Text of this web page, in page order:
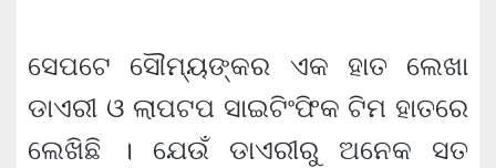
ସେପଟେ ସୌମ୍ୟଙ୍କର ଏକ ହାତ ଲେଖା
ଡାଏରୀ ଓ ଲାପଟପ ସାଇଟିଂଫିକ ଟିମ ହାତରେ
ଲେଖିଛି । ଯେଉଁ ଡାଏରୀରୁ ଅନେକ ସତ